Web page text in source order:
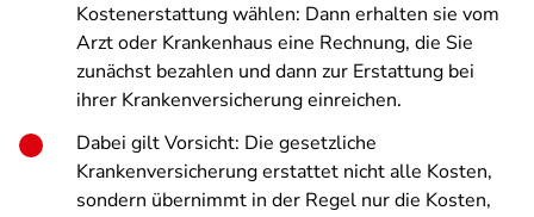
Kostenerstattung wählen: Dann erhalten sie vom
Arzt oder Krankenhaus eine Rechnung, die Sie
zunächst bezahlen und dann zur Erstattung bei
ihrer Krankenversicherung einreichen.
Dabei gilt Vorsicht: Die gesetzliche
Krankenversicherung erstattet nicht alle Kosten,
sondern übernimmt in der Regel nur die Kosten,